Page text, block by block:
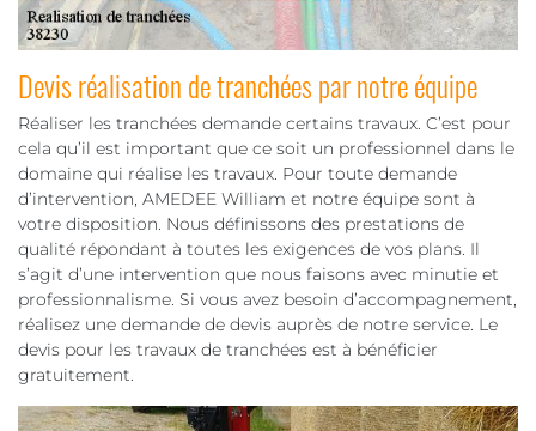
Devis réalisation de tranchées par notre équipe
Réaliser les tranchées demande certains travaux. C’est pour
cela qu’il est important que ce soit un professionnel dans le
domaine qui réalise les travaux. Pour toute demande
d’intervention, AMEDEE William et notre équipe sont à
votre disposition. Nous définissons des prestations de
qualité répondant à toutes les exigences de vos plans. Il
s’agit d’une intervention que nous faisons avec minutie et
professionnalisme. Si vous avez besoin d’accompagnement,
réalisez une demande de devis auprès de notre service. Le
devis pour les travaux de tranchées est à bénéficier
gratuitement.